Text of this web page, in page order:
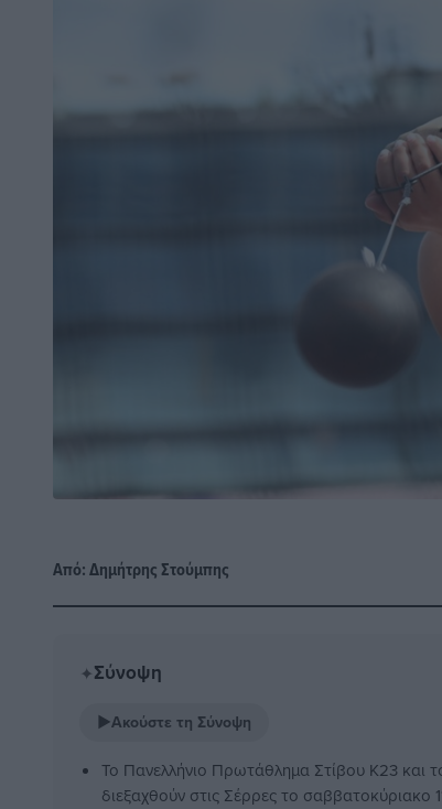
Από:Δημήτρης Στούμπης
✦Σύνοψη
▶Ακούστε τη Σύνοψη
Το Πανελλήνιο Πρωτάθλημα Στίβου Κ23
διεξαχθούν στις Σέρρες το σαββατοκύριακο